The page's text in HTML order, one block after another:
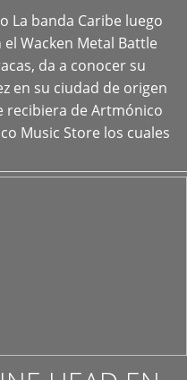
La banda Caribe luego
Wacken Metal Battle
da a conocer su
en su ciudad de origen
recibiera de Artmónico
Music Store los cuales